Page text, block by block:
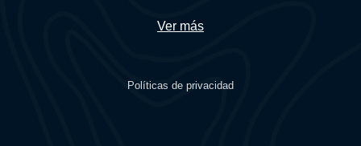
Ver más
Políticas de privacidad